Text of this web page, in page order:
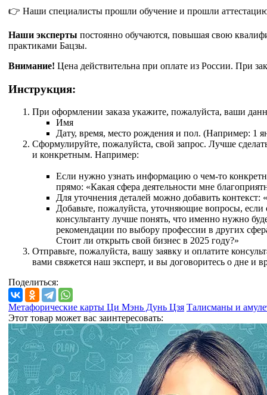
👉 Наши специалисты прошли обучение и прошли аттестацию
Наши эксперты постоянно обучаются, повышая свою
практиками Бацзы.
Внимание! Цена действительна при оплате из России. При
Инструкция:
При оформлении заказа укажите, пожалуйста, ваши
Имя
Дату, время, место рождения и пол. (Например: 1
Сформулируйте, пожалуйста, свой запрос. Лучше
и конкретным. Например:
Если нужно узнать информацию о чем-то
прямо: «Какая сфера деятельности мне
Для уточнения деталей можно добавить контекст:
Добавьте, пожалуйста, уточняющие вопросы,
консультанту лучше понять, что именно нужно
рекомендации по выбору профессии в других
Стоит ли открыть свой бизнес в 2025 году?»
Отправьте, пожалуйста, вашу заявку и оплатите
вами свяжется наш эксперт, и вы договоритесь о дне и
Поделиться:
Метафорические карты Ци Мэнь Дунь Цзя Талисманы и
Этот товар может вас заинтересовать: